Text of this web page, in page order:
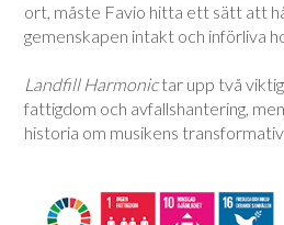
ort, måste Favio hitta ett sätt att
gemenskapen intakt och införliva
Landfill Harmonictar upp två
fattigdom och avfallshantering,
historia om musikens